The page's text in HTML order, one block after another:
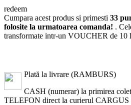
redeem
Cumpara acest produs si primesti 33
folosite la urmatoarea comanda! .
transformate intr-un VOUCHER de 10
Plată la livrare (RAMBURS)
CASH (numerar) la primirea
TELEFON direct la curierul CARGUS